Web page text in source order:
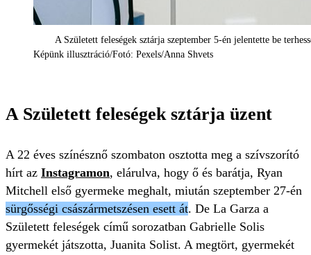
A Született feleségek sztárja szeptember 5-én jelentette be
Képünk illusztráció/Fotó: Pexels/Anna Shvets
A Született feleségek sztárja üzent
A 22 éves színésznő szombaton osztotta meg a szívszorító
hírt az Instagramon, elárulva, hogy ő és barátja, Ryan
Mitchell első gyermeke meghalt, miután szeptember 27-én
sürgősségi császármetszésen esett át. De La Garza a
Született feleségek című sorozatban Gabrielle Solis
gyermekét játszotta, Juanita Solist. A megtört, gyermekét